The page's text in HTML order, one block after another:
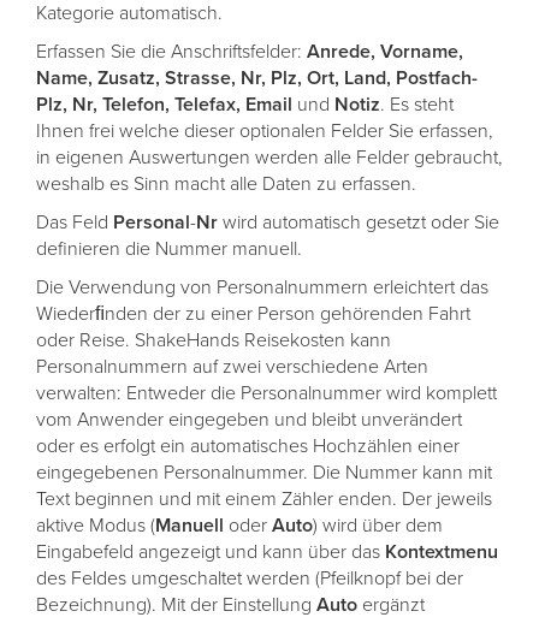
Kategorie automatisch.
Erfassen Sie die Anschriftsfelder: Anrede, Vorname,
Name, Zusatz, Strasse, Nr, Plz, Ort, Land, Postfach-
Plz, Nr, Telefon, Telefax, Email und Notiz. Es steht
Ihnen frei welche dieser optionalen Felder Sie erfassen,
in eigenen Auswertungen werden alle Felder gebraucht,
weshalb es Sinn macht alle Daten zu erfassen.
Das Feld Personal-Nr wird automatisch gesetzt oder Sie
definieren die Nummer manuell.
Die Verwendung von Personalnummern erleichtert das
Wiederﬁnden der zu einer Person gehörenden Fahrt
oder Reise. ShakeHands Reisekosten kann
Personalnummern auf zwei verschiedene Arten
verwalten: Entweder die Personalnummer wird komplett
vom Anwender eingegeben und bleibt unverändert
oder es erfolgt ein automatisches Hochzählen einer
eingegebenen Personalnummer. Die Nummer kann mit
Text beginnen und mit einem Zähler enden. Der jeweils
aktive Modus (Manuell oder Auto) wird über dem
Eingabefeld angezeigt und kann über das Kontextmenu
des Feldes umgeschaltet werden (Pfeilknopf bei der
Bezeichnung). Mit der Einstellung Auto ergänzt